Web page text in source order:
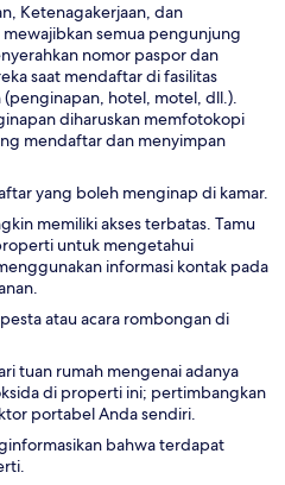
Ketenagakerjaan, dan
semua pengunjung
nomor paspor dan
saat mendaftar di fasilitas
hotel, motel, dll.).
diharuskan memfotokopi
mendaftar dan menyimpan
yang boleh menginap di kamar.
memiliki akses terbatas. Tamu
untuk mengetahui
informasi kontak pada
atau acara rombongan di
tuan rumah mengenai adanya
di properti ini; pertimbangkan
portabel Anda sendiri.
bahwa terdapat